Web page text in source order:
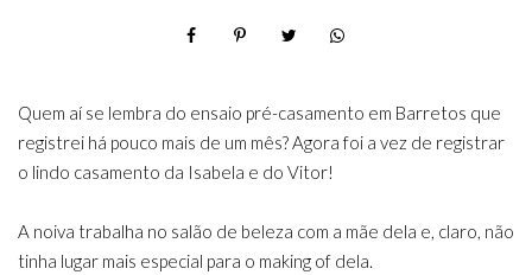
Quem aí se lembra do ensaio pré-casamento em Barretos que
registrei há pouco mais de um mês? Agora foi a vez de registrar
o lindo casamento da Isabela e do Vitor!
A noiva trabalha no salão de beleza com a mãe dela e, claro, não
tinha lugar mais especial para o making of dela.